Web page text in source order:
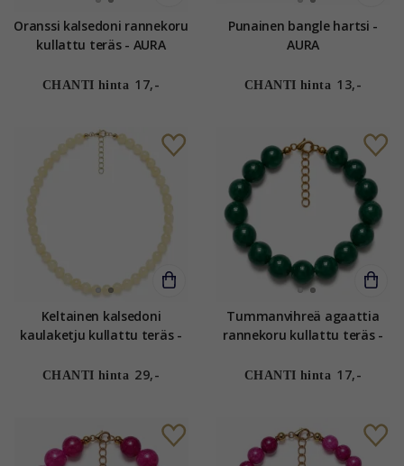
Oranssi kalsedoni rannekoru
kullattu teräs - AURA
CHANTI hinta 17,-
Punainen bangle hartsi -
AURA
CHANTI hinta 13,-
Keltainen kalsedoni
kaulaketju kullattu teräs -
CHANTI hinta 29,-
Tummanvihreä agaattia
rannekoru kullattu teräs -
CHANTI hinta 17,-